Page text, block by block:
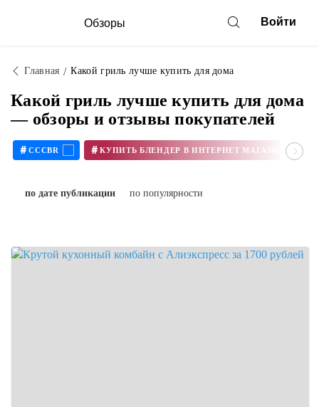
Обзоры Войти
Главная Какой гриль лучше купить для дома
Какой гриль лучше купить для дома
— обзоры и отзывы покупателей
# CCCBR #
по дате публикации по популярности